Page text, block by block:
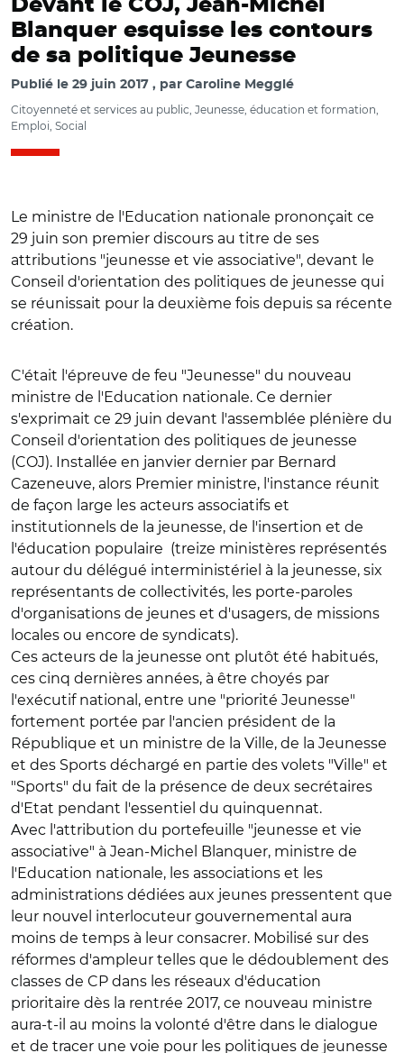
Devant le COJ, Jean-Michel
Blanquer esquisse les contours
de sa politique Jeunesse
Publié le 29 juin 2017 par Caroline Megglé
Citoyenneté et services au public, Jeunesse, éducation et formation,
Emploi, Social
Le ministre de l'Education nationale prononçait ce
29 juin son premier discours au titre de ses
attributions "jeunesse et vie associative", devant le
Conseil d'orientation des politiques de jeunesse qui
se réunissait pour la deuxième fois depuis sa récente
création.
C'était l'épreuve de feu "Jeunesse" du nouveau
ministre de l'Education nationale. Ce dernier
s'exprimait ce 29 juin devant l'assemblée plénière du
Conseil d'orientation des politiques de jeunesse
(COJ). Installée en janvier dernier par Bernard
Cazeneuve, alors Premier ministre, l'instance réunit
de façon large les acteurs associatifs et
institutionnels de la jeunesse, de l'insertion et de
l'éducation populaire (treize ministères représentés
autour du délégué interministériel à la jeunesse, six
représentants de collectivités, les porte-paroles
d'organisations de jeunes et d'usagers, de missions
locales ou encore de syndicats).
Ces acteurs de la jeunesse ont plutôt été habitués,
ces cinq dernières années, à être choyés par
l'exécutif national, entre une "priorité Jeunesse"
fortement portée par l'ancien président de la
République et un ministre de la Ville, de la Jeunesse
et des Sports déchargé en partie des volets "Ville" et
"Sports" du fait de la présence de deux secrétaires
d'Etat pendant l'essentiel du quinquennat.
Avec l'attribution du portefeuille "jeunesse et vie
associative" à Jean-Michel Blanquer, ministre de
l'Education nationale, les associations et les
administrations dédiées aux jeunes pressentent que
leur nouvel interlocuteur gouvernemental aura
moins de temps à leur consacrer. Mobilisé sur des
réformes d'ampleur telles que le dédoublement des
classes de CP dans les réseaux d'éducation
prioritaire dès la rentrée 2017, ce nouveau ministre
aura-t-il au moins la volonté d'être dans le dialogue
et de tracer une voie pour les politiques de jeunesse